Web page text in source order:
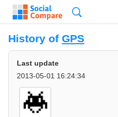
History of GPS
Last update
2013-05-01 16:24:34